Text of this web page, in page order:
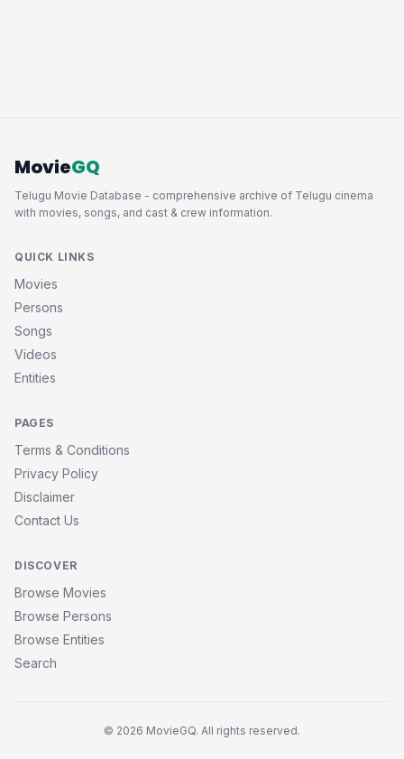
MovieGQ
Telugu Movie Database - comprehensive archive of Telugu cinema
with movies, songs, and cast & crew information.
QUICK LINKS
Movies
Persons
Songs
Videos
Entities
PAGES
Terms & Conditions
Privacy Policy
Disclaimer
Contact Us
DISCOVER
Browse Movies
Browse Persons
Browse Entities
Search
© 2026 MovieGQ. All rights reserved.